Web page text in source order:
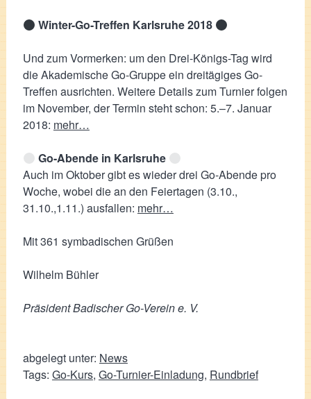
Winter-Go-Treffen Karlsruhe 2018
Und zum Vormerken: um den Drei-Königs-Tag wird
die Akademische Go-Gruppe ein dreitägiges Go-
Treffen ausrichten. Weitere Details zum Turnier folgen
im November, der Termin steht schon: 5.–7. Januar
2018: mehr…
Go-Abende in Karlsruhe
Auch im Oktober gibt es wieder drei Go-Abende pro
Woche, wobei die an den Feiertagen (3.10.,
31.10.,1.11.) ausfallen: mehr…
Mit 361 symbadischen Grüßen
Wilhelm Bühler
Präsident Badischer Go-Verein e. V.
abgelegt unter: News
Tags: Go-Kurs, Go-Turnier-Einladung, Rundbrief